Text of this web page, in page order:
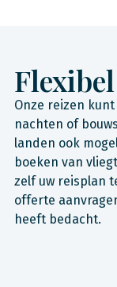
Flexibel
Onze reizen
nachten of
landen ook
boeken van
zelf uw reisplan
offerte
heeft bedacht.